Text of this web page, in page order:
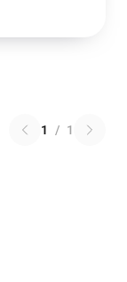
1 / 1